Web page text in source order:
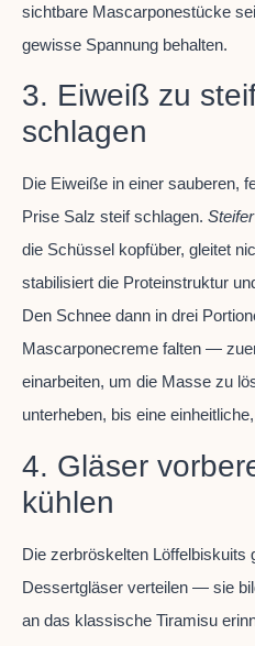
sichtbare Mascarponestücke
gewisse Spannung behalten.
3. Eiweiß zu
schlagen
Die Eiweiße in einer sauberen,
Prise Salz steif schlagen.
die Schüssel kopfüber, gleitet
stabilisiert die Proteinstruktur
Den Schnee dann in drei
Mascarponecreme falten —
einarbeiten, um die Masse zu
unterheben, bis eine
4. Gläser
kühlen
Die zerbröskelten Löffelbiskuits
Dessertgläser verteilen — sie
an das klassische Tiramisu